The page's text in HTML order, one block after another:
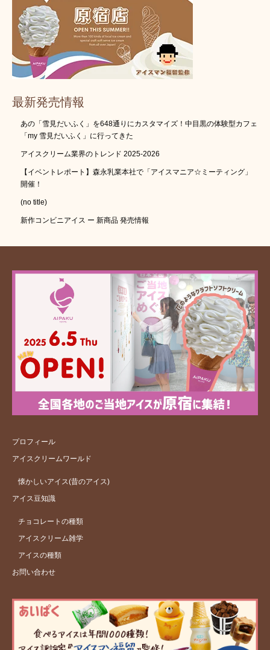
最新発売情報
あの「雪見だいふく」を648通りにカスタマイズ！中目黒の体験型カフェ
「my 雪見だいふく」に行ってきた
アイスクリーム業界のトレンド 2025-2026
【イベントレポート】森永乳業本社で「アイスマニア☆ミーティング」
開催！
(no title)
新作コンビニアイス ー 新商品 発売情報
プロフィール
アイスクリームワールド
懐かしいアイス(昔のアイス)
アイス豆知識
チョコレートの種類
アイスクリーム雑学
アイスの種類
お問い合わせ